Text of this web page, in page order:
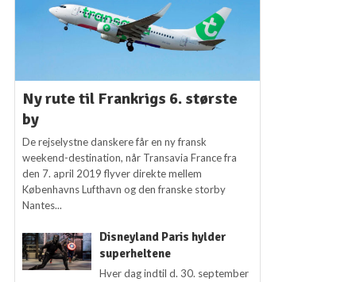
Ny rute til Frankrigs 6. største
by
De rejselystne danskere får en ny fransk
weekend-destination, når Transavia France fra
den 7. april 2019 flyver direkte mellem
Københavns Lufthavn og den franske storby
Nantes...
Disneyland Paris hylder
superheltene
Hver dag indtil d. 30. september